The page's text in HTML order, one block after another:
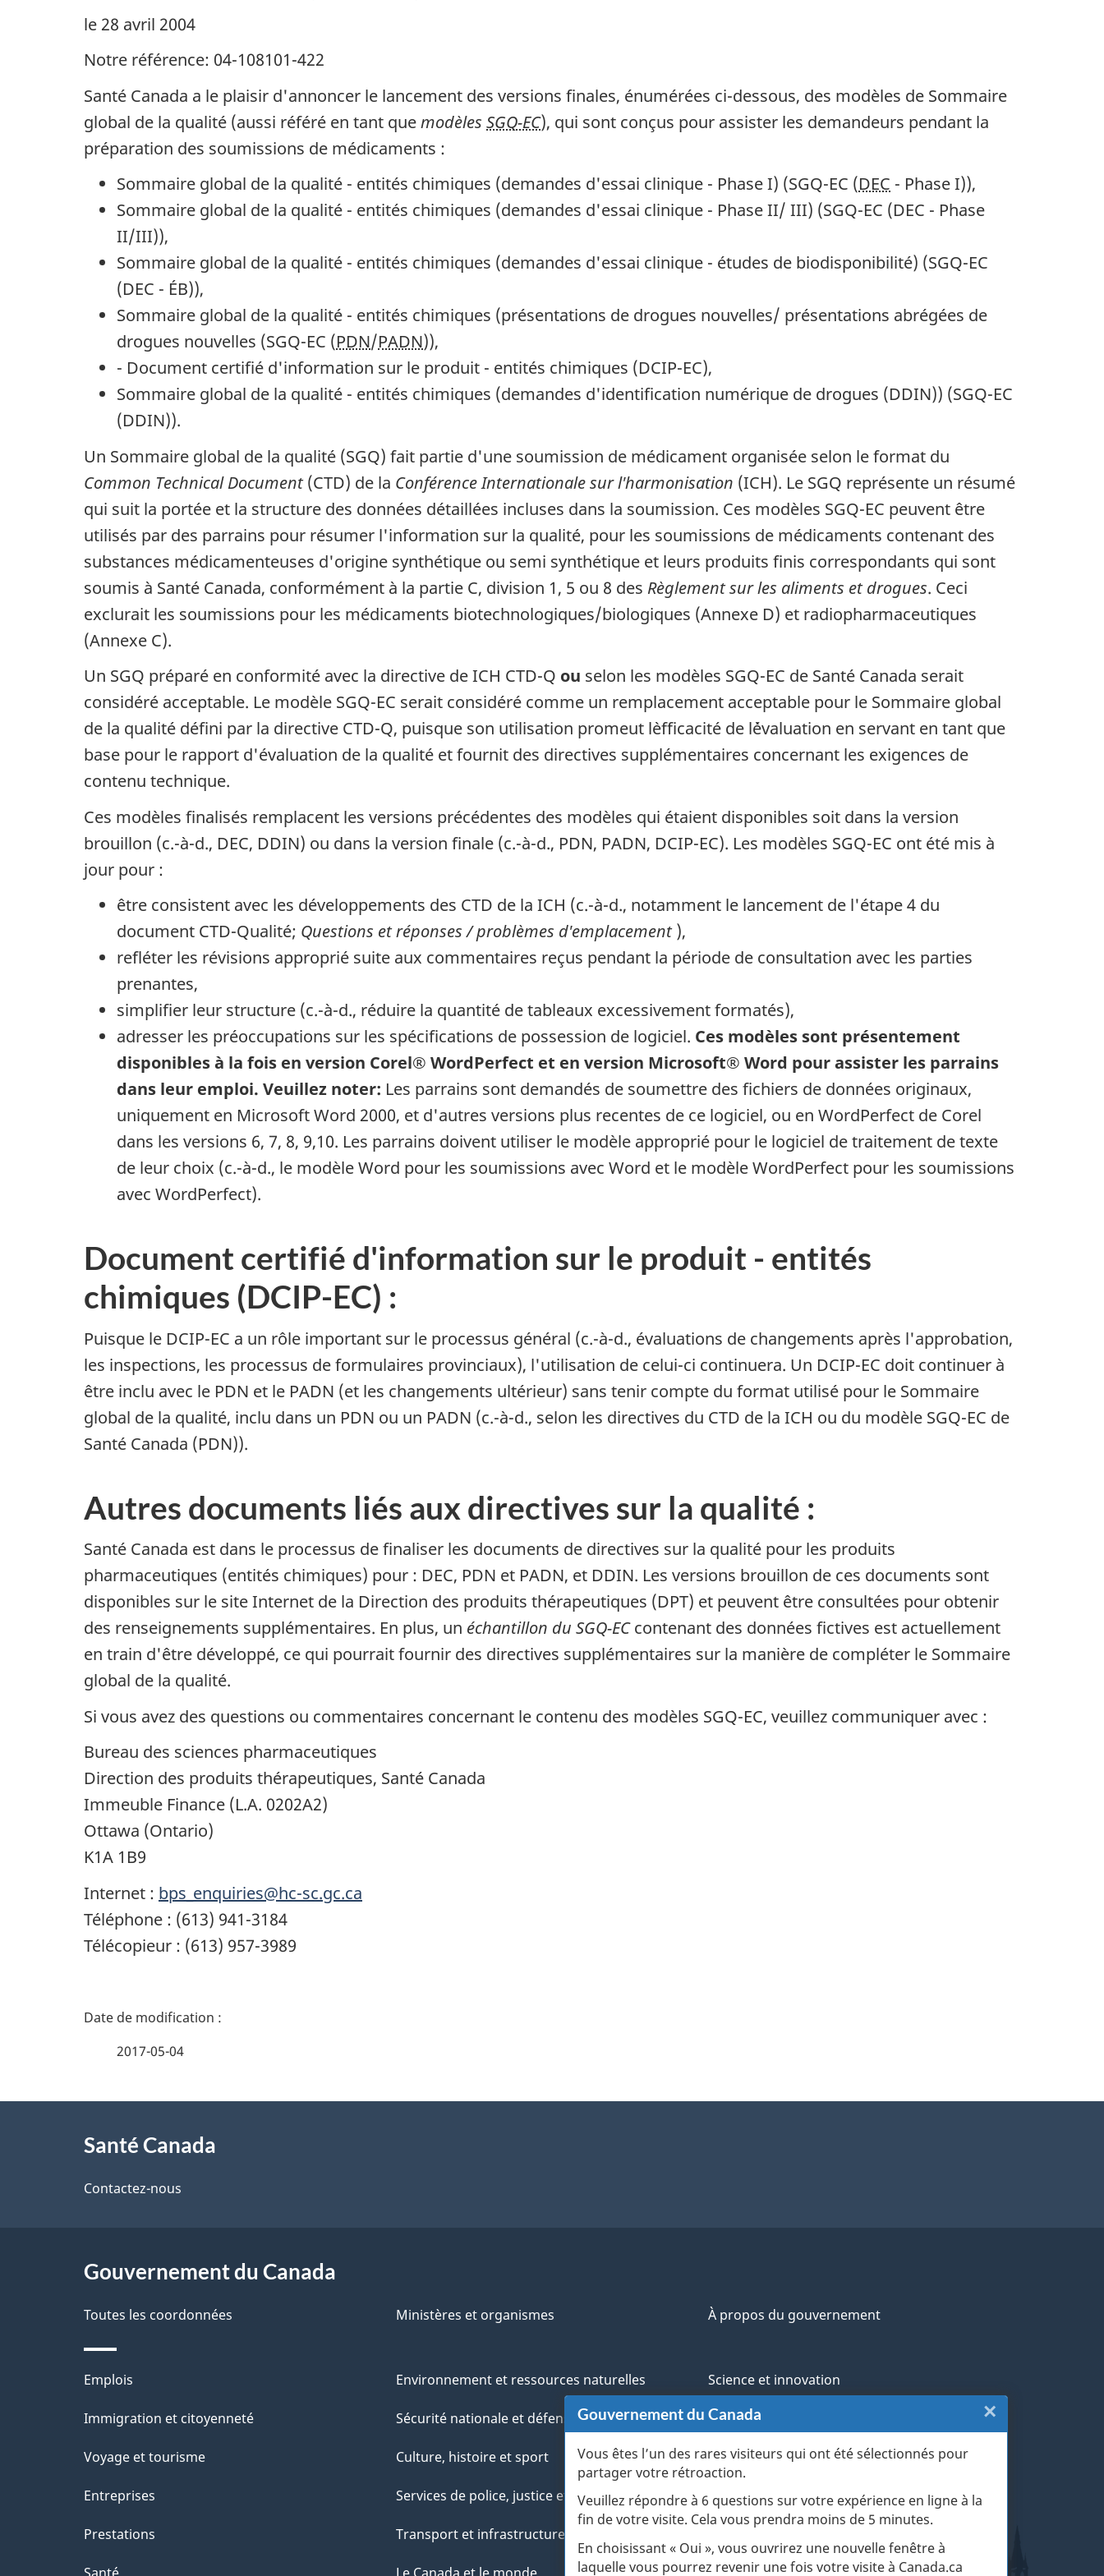
Gouvernement du Canada
Vous êtes l’un des rares visiteurs qui ont été sélectionnés pour
partager votre rétroaction.
Veuillez répondre à 6 questions sur votre expérience en ligne à la
fin de votre visite. Cela vous prendra moins de 5 minutes.
En choisissant « Oui », vous ouvrirez une nouvelle fenêtre à
laquelle vous pourrez revenir une fois votre visite à Canada.ca
×
le 28 avril 2004
Notre référence: 04-108101-422
Santé Canada a le plaisir d'annoncer le lancement des versions finales, énumérées ci-dessous, des modèles de Sommaire
global de la qualité (aussi référé en tant quemodèles SGQ-EC), qui sont conçus pour assister les demandeurs pendant la
préparation des soumissions de médicaments :
Sommaire global de la qualité - entités chimiques (demandes d'essai clinique - Phase I) (SGQ-EC (DEC - Phase I)),
Sommaire global de la qualité - entités chimiques (demandes d'essai clinique - Phase II/ III) (SGQ-EC (DEC - Phase
II/III)),
Sommaire global de la qualité - entités chimiques (demandes d'essai clinique - études de biodisponibilité) (SGQ-EC
(DEC - ÉB)),
Sommaire global de la qualité - entités chimiques (présentations de drogues nouvelles/ présentations abrégées de
drogues nouvelles (SGQ-EC (PDN/PADN)),
- Document certifié d'information sur le produit - entités chimiques (DCIP-EC),
Sommaire global de la qualité - entités chimiques (demandes d'identification numérique de drogues (DDIN)) (SGQ-EC
(DDIN)).
Un Sommaire global de la qualité (SGQ) fait partie d'une soumission de médicament organisée selon le format du
Common Technical Document(CTD) de la Conférence Internationale sur l'harmonisation (ICH). Le SGQ représente un résumé
qui suit la portée et la structure des données détaillées incluses dans la soumission. Ces modèles SGQ-EC peuvent être
utilisés par des parrains pour résumer l'information sur la qualité, pour les soumissions de médicaments contenant des
substances médicamenteuses d'origine synthétique ou semi synthétique et leurs produits finis correspondants qui sont
soumis à Santé Canada, conformément à la partie C, division 1, 5 ou 8 des Règlement sur les aliments et drogues. Ceci
exclurait les soumissions pour les médicaments biotechnologiques/biologiques (Annexe D) et radiopharmaceutiques
(Annexe C).
Un SGQ préparé en conformité avec la directive deICH CTD-Q ou selon les modèles SGQ-EC de Santé Canada serait
considéré acceptable. Le modèle SGQ-EC serait considéré comme un remplacement acceptable pour le Sommaire global
de la qualité défini par la directive CTD-Q, puisque son utilisation promeut l`efficacité de l`évaluation en servant en tant que
base pour le rapport d'évaluation de la qualité et fournit des directives supplémentaires concernant les exigences de
contenu technique.
Ces modèles finalisés remplacent les versions précédentes des modèles qui étaient disponibles soit dans la version
brouillon (c.-à-d., DEC, DDIN) ou dans la version finale (c.-à-d., PDN, PADN, DCIP-EC). Les modèles SGQ-EC ont été mis à
jour pour :
être consistent avec les développements des CTD de la ICH (c.-à-d., notamment le lancement de l'étape 4 du
document CTD-Qualité; Questions et réponses / problèmes d'emplacement),
refléter les révisions approprié suite aux commentaires reçus pendant la période de consultation avec les parties
prenantes,
simplifier leur structure (c.-à-d., réduire la quantité de tableaux excessivement formatés),
adresser les préoccupations sur les spécifications de possession de logiciel. Ces modèles sont présentement
disponibles à la fois en version Corel® WordPerfect et en version Microsoft® Word pour assister les parrains
dans leur emploi. Veuillez noter: Les parrains sont demandés de soumettre des fichiers de données originaux,
uniquement en Microsoft Word 2000, et d'autres versions plus recentes de ce logiciel, ou en WordPerfect de Corel
dans les versions 6, 7, 8, 9,10. Les parrains doivent utiliser le modèle approprié pour le logiciel de traitement de texte
de leur choix (c.-à-d., le modèle Word pour les soumissions avec Word et le modèle WordPerfect pour les soumissions
avec WordPerfect).
Document certifié d'information sur le produit - entités
chimiques (DCIP-EC) :
Puisque le DCIP-EC a un rôle important sur le processus général (c.-à-d., évaluations de changements après l'approbation,
les inspections, les processus de formulaires provinciaux), l'utilisation de celui-ci continuera. Un DCIP-EC doit continuer à
être inclu avec le PDN et le PADN (et les changements ultérieur) sans tenir compte du format utilisé pour le Sommaire
global de la qualité, inclu dans un PDN ou un PADN (c.-à-d., selon les directives du CTD de la ICH ou du modèle SGQ-EC de
Santé Canada (PDN)).
Autres documents liés aux directives sur la qualité :
Santé Canada est dans le processus de finaliser les documents de directives sur la qualité pour les produits
pharmaceutiques (entités chimiques) pour : DEC, PDN et PADN, et DDIN. Les versions brouillon de ces documents sont
disponibles sur le site Internet de la Direction des produits thérapeutiques (DPT) et peuvent être consultées pour obtenir
des renseignements supplémentaires. En plus, un échantillon du SGQ-ECcontenant des données fictives est actuellement
en train d'être développé, ce qui pourrait fournir des directives supplémentaires sur la manière de compléter le Sommaire
global de la qualité.
Si vous avez des questions ou commentaires concernant le contenu des modèles SGQ-EC, veuillez communiquer avec :
Bureau des sciences pharmaceutiques
Direction des produits thérapeutiques, Santé Canada
Immeuble Finance (L.A. 0202A2)
Ottawa (Ontario)
K1A 1B9
Internet : bps_enquiries@hc-sc.gc.ca
Téléphone : (613) 941-3184
Télécopieur : (613) 957-3989
D
a
d
e
l
2017-05-04
proposSanté Canada
Contactez-nous
Gouvernement du Canada
Toutes les coordonnées Ministères et organismes À propos du gouvernement
Thèmes
et
Emplois
Immigration et citoyenneté
Voyage et tourisme
Entreprises
Prestations
Environnement et ressources naturelles
Sécurité nationale et défense
Culture, histoire et sport
Services de police, justice et urgences
Transport et infrastructure
Science et innovation
Autochtones
Vétérans et militaires
Jeunesse
Gérer les événements de la vie